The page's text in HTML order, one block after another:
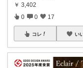
￥ 3,402
0 0 17
コレ い